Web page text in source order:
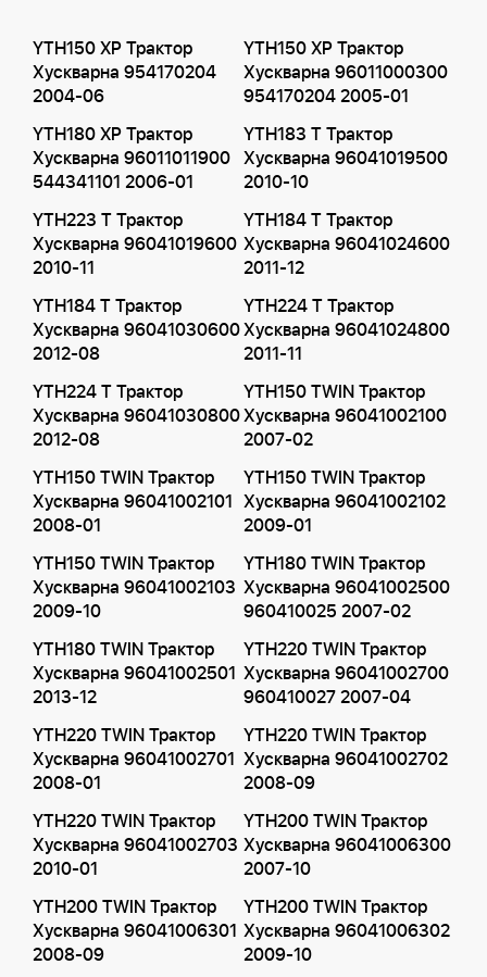
YTH150 XP Трактор
Хускварна 954170204
2004-06
YTH150 XP Трактор
Хускварна 96011000300
954170204 2005-01
YTH180 XP Трактор
Хускварна 96011011900
544341101 2006-01
YTH183 T Трактор
Хускварна 96041019500
2010-10
YTH223 T Трактор
Хускварна 96041019600
2010-11
YTH184 T Трактор
Хускварна 96041024600
2011-12
YTH184 T Трактор
Хускварна 96041030600
2012-08
YTH224 T Трактор
Хускварна 96041024800
2011-11
YTH224 T Трактор
Хускварна 96041030800
2012-08
YTH150 TWIN Трактор
Хускварна 96041002100
2007-02
YTH150 TWIN Трактор
Хускварна 96041002101
2008-01
YTH150 TWIN Трактор
Хускварна 96041002102
2009-01
YTH150 TWIN Трактор
Хускварна 96041002103
2009-10
YTH180 TWIN Трактор
Хускварна 96041002500
960410025 2007-02
YTH180 TWIN Трактор
Хускварна 96041002501
2013-12
YTH220 TWIN Трактор
Хускварна 96041002700
960410027 2007-04
YTH220 TWIN Трактор
Хускварна 96041002701
2008-01
YTH220 TWIN Трактор
Хускварна 96041002702
2008-09
YTH220 TWIN Трактор
Хускварна 96041002703
2010-01
YTH200 TWIN Трактор
Хускварна 96041006300
2007-10
YTH200 TWIN Трактор
Хускварна 96041006301
2008-09
YTH200 TWIN Трактор
Хускварна 96041006302
2009-10